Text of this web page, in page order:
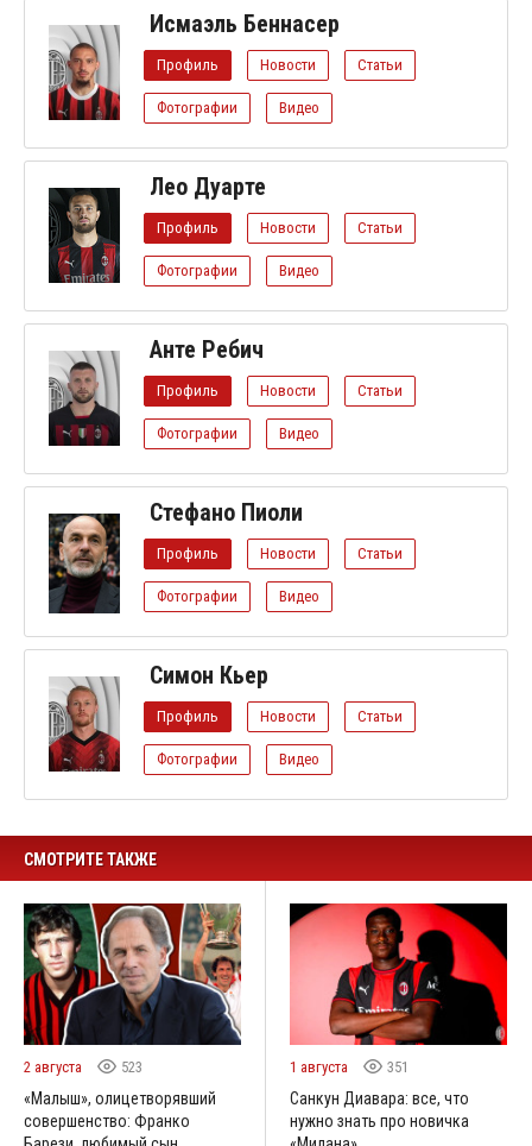
Исмаэль Беннасер
Профиль Новости Статьи
Фотографии Видео
Лео Дуарте
Профиль Новости Статьи
Фотографии Видео
Анте Ребич
Профиль Новости Статьи
Фотографии Видео
Стефано Пиоли
Профиль Новости Статьи
Фотографии Видео
Симон Кьер
Профиль Новости Статьи
Фотографии Видео
СМОТРИТЕ ТАКЖЕ
2 августа 523
«Малыш», олицетворявший
совершенство: Франко
1 августа 351
Санкун Диавара: все, что
нужно знать про новичка